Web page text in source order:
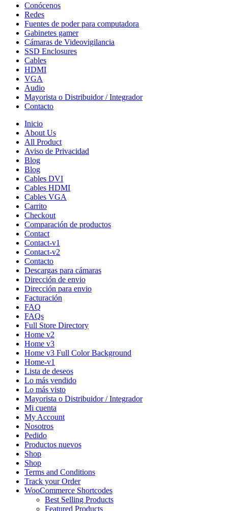
Conócenos
Redes
Fuentes de poder para computadora
Gabinetes gamer
Cámaras de Videovigilancia
SSD Enclosures
Cables
HDMI
VGA
Audio
Mayorista o Distribuidor / Integrador
Contacto
Inicio
About Us
All Product
Aviso de Privacidad
Blog
Blog
Cables DVI
Cables HDMI
Cables VGA
Carrito
Checkout
Comparación de productos
Contact
Contact-v1
Contact-v2
Contacto
Descargas para cámaras
Dirección de envio
Dirección para envio
Facturación
FAQ
FAQs
Full Store Directory
Home v2
Home v3
Home v3 Full Color Background
Home-v1
Lista de deseos
Lo más vendido
Lo más visto
Mayorista o Distribuidor / Integrador
Mi cuenta
My Account
Nosotros
Pedido
Productos nuevos
Shop
Shop
Terms and Conditions
Track your Order
WooCommerce Shortcodes
Best Selling Products
Featured Products